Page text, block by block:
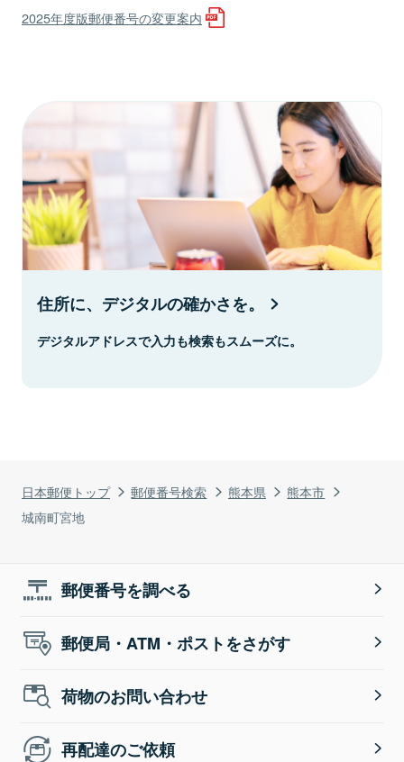
日本郵便トップ 郵便番号検索 熊本県
熊本市
城南町宮地
2025年度版郵便番号の変更案内
住所に、デジタルの確かさを。
デジタルアドレスで入力も検索もスムーズに。
郵便番号を調べる
郵便局・ATM・ポストをさがす
荷物のお問い合わせ
再配達のご依頼